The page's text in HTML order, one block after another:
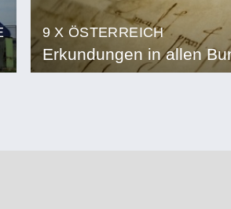
9 X ÖSTERREICH
Erkundungen in allen